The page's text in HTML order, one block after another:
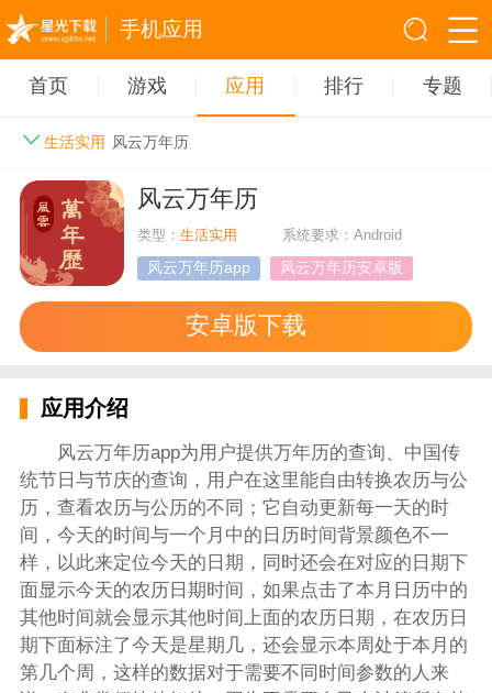
手机应用
首页 游戏 应用 排行 专题
生活实用 风云万年历
风云万年历
类型：生活实用 系统要求：Android
风云万年历app 风云万年历安卓版
安卓版下载
应用介绍
风云万年历app为用户提供万年历的查询、中国传
统节日与节庆的查询，用户在这里能自由转换农历与公
历，查看农历与公历的不同；它自动更新每一天的时
间，今天的时间与一个月中的日历时间背景颜色不一
样，以此来定位今天的日期，同时还会在对应的日期下
面显示今天的农历日期时间，如果点击了本月日历中的
其他时间就会显示其他时间上面的农历日期，在农历日
期下面标注了今天是星期几，还会显示本周处于本月的
第几个周，这样的数据对于需要不同时间参数的人来